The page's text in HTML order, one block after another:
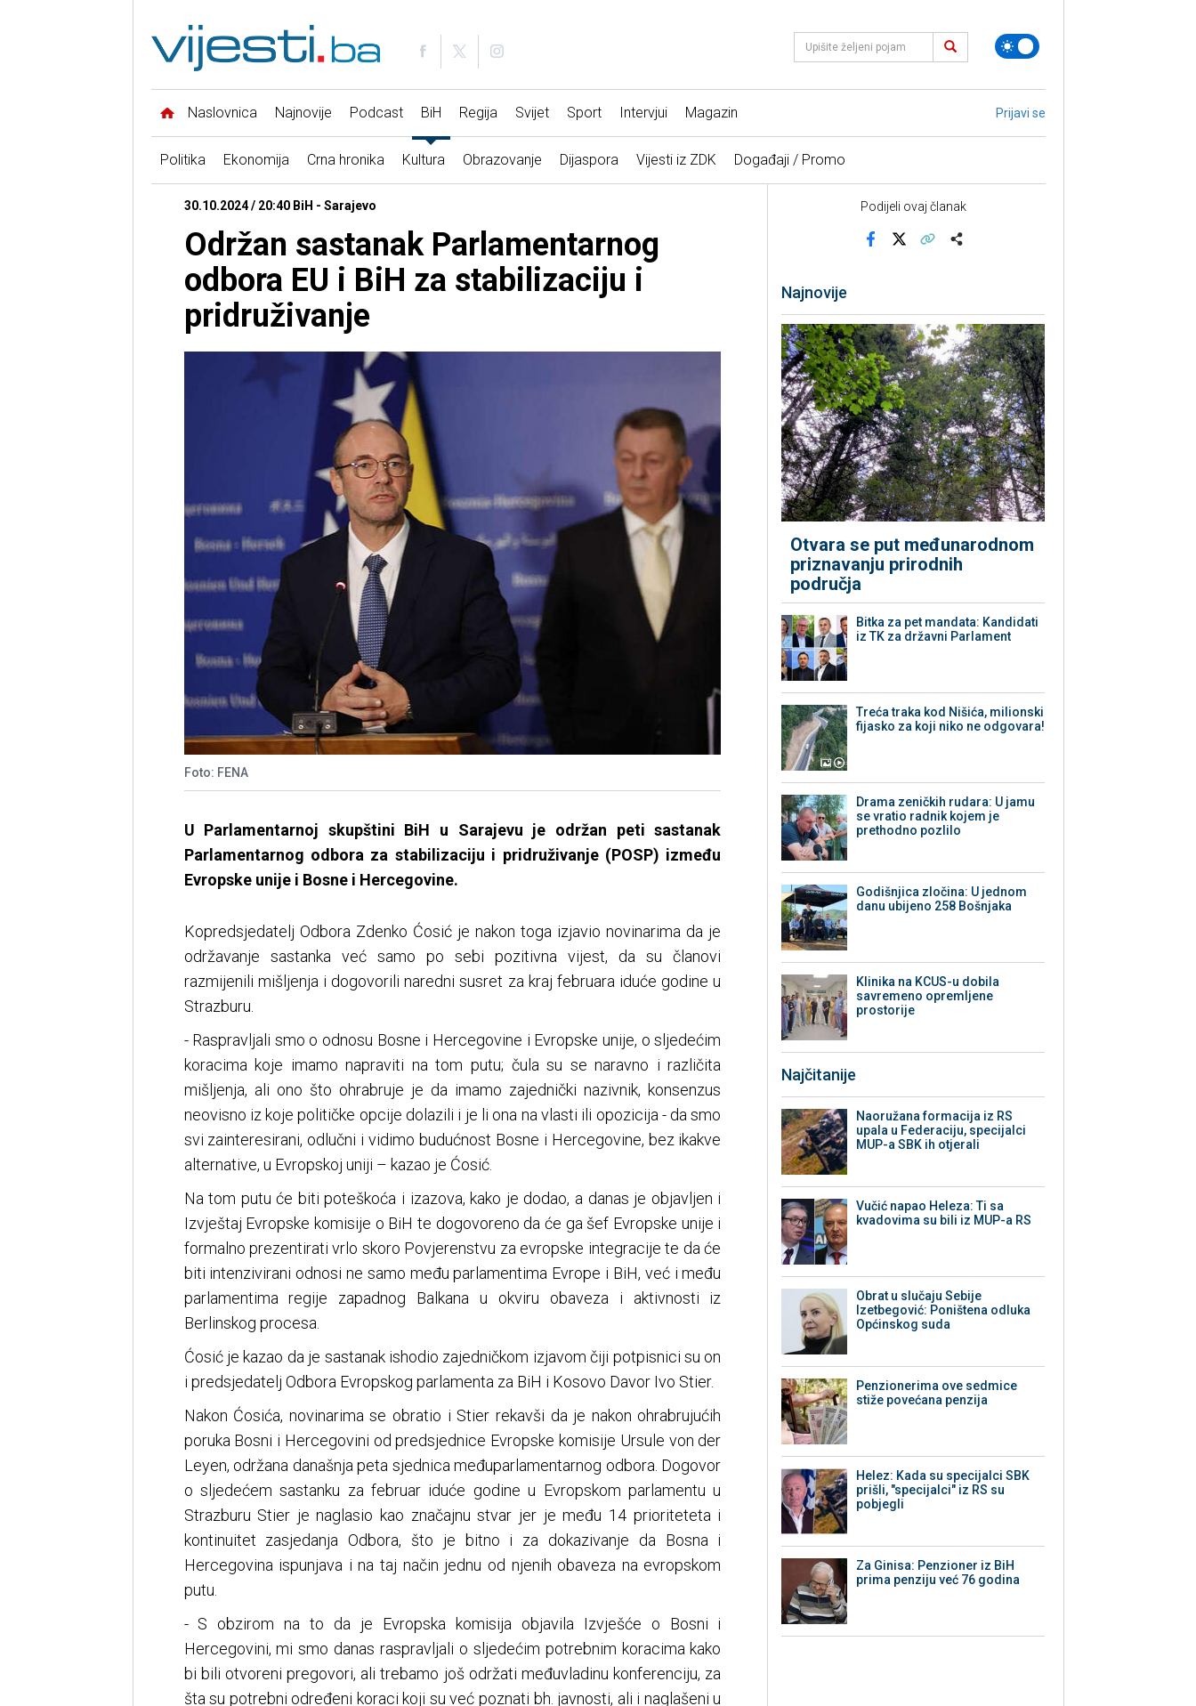
Naslovnica Najnovije Podcast BiH Regija Svijet Sport Intervjui Magazin Prijavi se
Politika Ekonomija Crna hronika Kultura Obrazovanje Dijaspora Vijesti iz ZDK Događaji / Promo
30.10.2024 / 20:40 BiH - Sarajevo
Održan sastanak Parlamentarnog
odbora EU i BiH za stabilizaciju i
pridruživanje
Foto: FENA
U Parlamentarnoj skupštini BiH u Sarajevu je održan peti sastanak
Parlamentarnog odbora za stabilizaciju i pridruživanje (POSP) između
Evropske unije i Bosne i Hercegovine.
Kopredsjedatelj Odbora Zdenko Ćosić je nakon toga izjavio novinarima da je
održavanje sastanka već samo po sebi pozitivna vijest, da su članovi
razmijenili mišljenja i dogovorili naredni susret za kraj februara iduće godine u
Strazburu.
- Raspravljali smo o odnosu Bosne i Hercegovine i Evropske unije, o sljedećim
koracima koje imamo napraviti na tom putu; čula su se naravno i različita
mišljenja, ali ono što ohrabruje je da imamo zajednički nazivnik, konsenzus
neovisno iz koje političke opcije dolazili i je li ona na vlasti ili opozicija - da smo
svi zainteresirani, odlučni i vidimo budućnost Bosne i Hercegovine, bez ikakve
alternative, u Evropskoj uniji – kazao je Ćosić.
Na tom putu će biti poteškoća i izazova, kako je dodao, a danas je objavljen i
Izvještaj Evropske komisije o BiH te dogovoreno da će ga šef Evropske unije i
formalno prezentirati vrlo skoro Povjerenstvu za evropske integracije te da će
biti intenzivirani odnosi ne samo među parlamentima Evrope i BiH, već i među
parlamentima regije zapadnog Balkana u okviru obaveza i aktivnosti iz
Berlinskog procesa.
Ćosić je kazao da je sastanak ishodio zajedničkom izjavom čiji potpisnici su on
i predsjedatelj Odbora Evropskog parlamenta za BiH i Kosovo Davor Ivo Stier.
Nakon Ćosića, novinarima se obratio i Stier rekavši da je nakon ohrabrujućih
poruka Bosni i Hercegovini od predsjednice Evropske komisije Ursule von der
Leyen, održana današnja peta sjednica međuparlamentarnog odbora. Dogovor
o sljedećem sastanku za februar iduće godine u Evropskom parlamentu u
Strazburu Stier je naglasio kao značajnu stvar jer je među 14 prioriteteta i
kontinuitet zasjedanja Odbora, što je bitno i za dokazivanje da Bosna i
Hercegovina ispunjava i na taj način jednu od njenih obaveza na evropskom
putu.
- S obzirom na to da je Evropska komisija objavila Izvješće o Bosni i
Hercegovini, mi smo danas raspravljali o sljedećim potrebnim koracima kako
bi bili otvoreni pregovori, ali trebamo još održati međuvladinu konferenciju, za
šta su potrebni određeni koraci koji su već poznati bh. javnosti, ali i naglašeni u
Podijeli ovaj članak
Najnovije
Otvara se put međunarodnom
priznavanju prirodnih
područja
Bitka za pet mandata: Kandidati
iz TK za državni Parlament
Treća traka kod Nišića, milionski
fijasko za koji niko ne odgovara!
Drama zeničkih rudara: U jamu
se vratio radnik kojem je
prethodno pozlilo
Godišnjica zločina: U jednom
danu ubijeno 258 Bošnjaka
Klinika na KCUS-u dobila
savremeno opremljene
prostorije
Najčitanije
Naoružana formacija iz RS
upala u Federaciju, specijalci
MUP-a SBK ih otjerali
Vučić napao Heleza: Ti sa
kvadovima su bili iz MUP-a RS
Obrat u slučaju Sebije
Izetbegović: Poništena odluka
Općinskog suda
Penzionerima ove sedmice
stiže povećana penzija
Helez: Kada su specijalci SBK
prišli, "specijalci" iz RS su
pobjegli
Za Ginisa: Penzioner iz BiH
prima penziju već 76 godina